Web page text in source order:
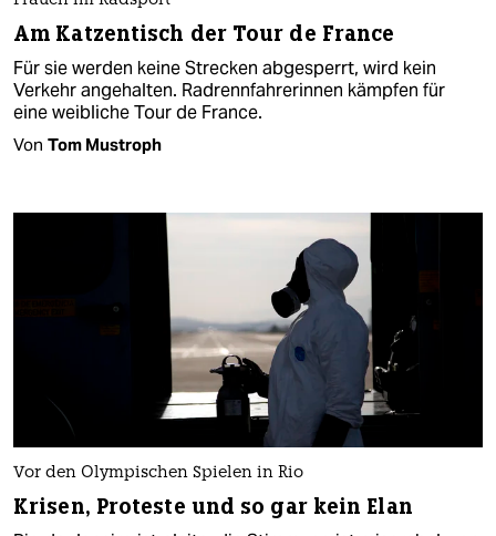
Am Katzentisch der Tour de France
Für sie werden keine Strecken abgesperrt, wird kein
Verkehr angehalten. Radrennfahrerinnen kämpfen für
eine weibliche Tour de France.
Von Tom Mustroph
Vor den Olympischen Spielen in Rio
Krisen, Proteste und so gar kein Elan